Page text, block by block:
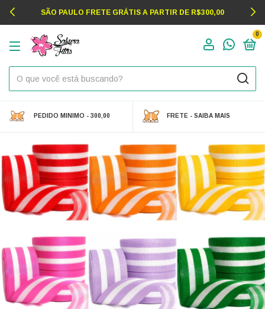
SÃO PAULO FRETE GRÁTIS A PARTIR DE R$300,00
0
PEDIDO MINIMO - 300,00 FRETE - SAIBA MAIS